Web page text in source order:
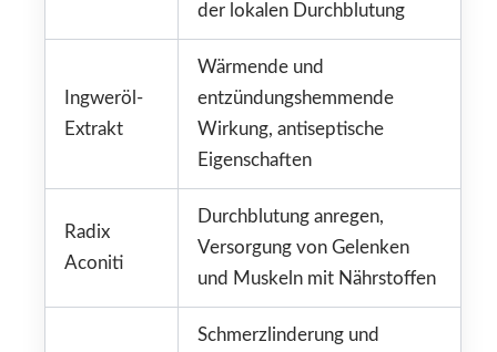
der lokalen Durchblutung
Ingweröl-
Extrakt
Wärmende und
entzündungshemmende
Wirkung, antiseptische
Eigenschaften
Radix
Aconiti
Durchblutung anregen,
Versorgung von Gelenken
und Muskeln mit Nährstoffen
Schmerzlinderung und